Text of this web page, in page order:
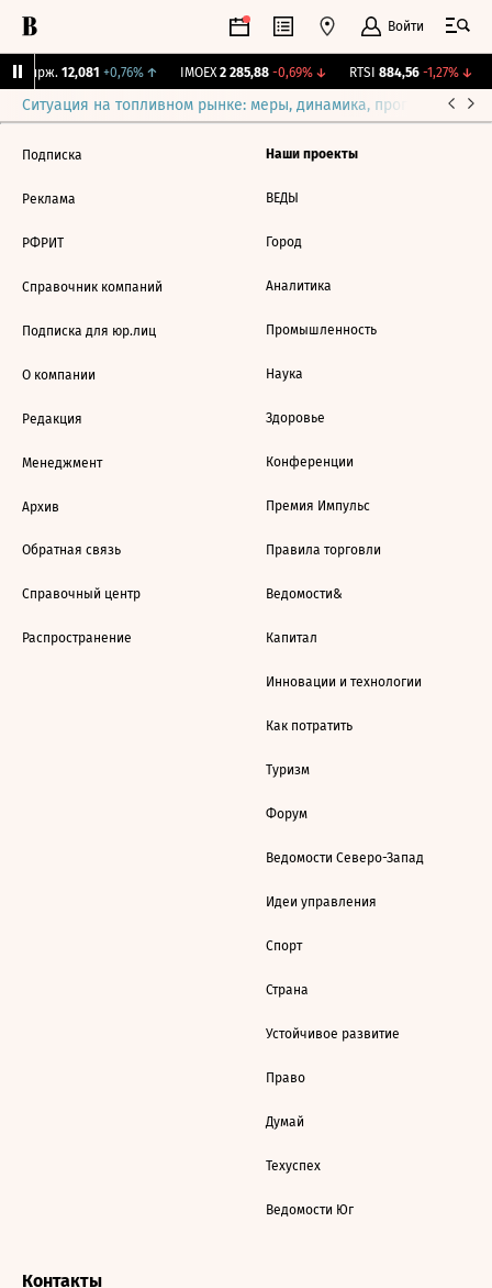
Войти
Бирж. 12,081 +0,76%↑ IMOEX 2 285,88 -0,69%↓ RTSI 884,56 -1,27%↓
Ситуация на топливном рынке: меры, динамика, прогнозы
Подписка
Реклама
РФРИТ
Справочник компаний
Подписка для юр.лиц
О компании
Редакция
Менеджмент
Архив
Обратная связь
Справочный центр
Распространение
Наши проекты
ВЕДЫ
Город
Аналитика
Промышленность
Наука
Здоровье
Конференции
Премия Импульс
Правила торговли
Ведомости&
Капитал
Инновации и технологии
Как потратить
Туризм
Форум
Ведомости Северо-Запад
Идеи управления
Спорт
Страна
Устойчивое развитие
Право
Думай
Техуспех
Ведомости Юг
Контакты